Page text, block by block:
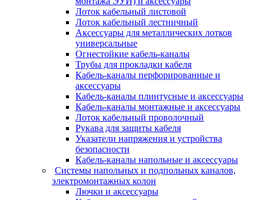
Лоток кабельный листовой
Лоток кабельный лестничный
Аксессуары для металлических лотков
универсальные
Огнестойкие кабель-каналы
Трубы для прокладки кабеля
Кабель-каналы перфорированные и
аксессуары
Кабель-каналы плинтусные и аксессуары
Кабель-каналы монтажные и аксессуары
Лоток кабельный проволочный
Рукава для защиты кабеля
Указатели напряжения и устройства
безопасности
Кабель-каналы напольные и аксессуары
Системы напольных и подпольных каналов,
электромонтажных колон
Лючки и аксессуары